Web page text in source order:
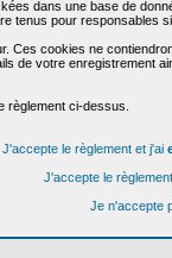
dans une base de
tenus pour responsables
cookies ne
de votre
règlement ci-dessus.
J'accepte le règlement et j'ai
J'accepte le
Je n'accepte